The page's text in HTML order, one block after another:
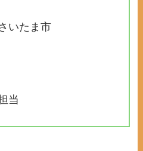
いたま市
当